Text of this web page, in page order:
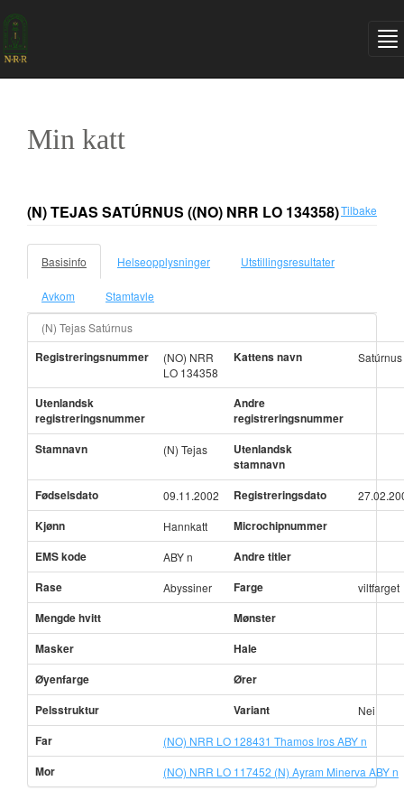
Min katt
(N) TEJAS SATÚRNUS ((NO) NRR LO 134358)Tilbake
Basisinfo Helseopplysninger Utstillingsresultater
Avkom Stamtavle
(N) Tejas Satúrnus
Registreringsnummer
(NO) NRR
LO 134358
Kattens navn Satúrnus
Utenlandsk
registreringsnummer
Andre
registreringsnummer
Stamnavn
(N) Tejas
Utenlandsk
stamnavn
Fødselsdato
09.11.2002 Registreringsdato
Kjønn Hannkatt
Microchipnummer
EMS kode
ABY n
Andre titler
Rase
Abyssiner Farge viltfarget
Mengde hvitt
Mønster
Masker
Hale
Øyenfarge
Ører
Pelsstruktur
Variant Nei
Far (NO) NRR LO 128431 Thamos Iros ABY n
Mor (NO) NRR LO 117452 (N) Ayram Minerva ABY n